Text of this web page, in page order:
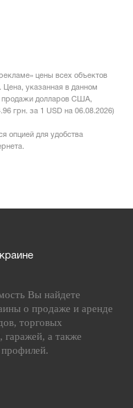
цены всех объектов
Цена, указанная в данном
продажи долларов США,
грн. за 1 USD на 06.08.2026)
опцией для удобства
Вы найдете
о продаже и аренде
торговых
а также